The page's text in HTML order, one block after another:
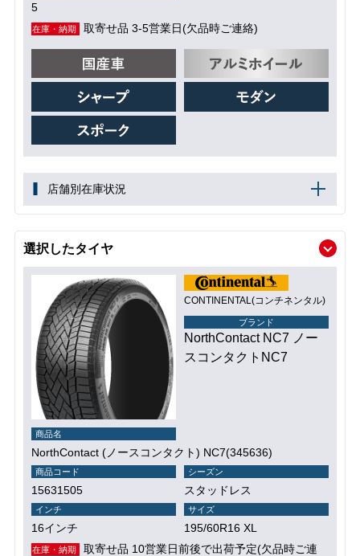
5
在庫・納期 取寄せ品 3-5営業日(欠品時ご連絡)
店舗別在庫状況
選択したタイヤ
CONTINENTAL(コンチネンタル)
ブランド
NorthContact NC7 ノー
スコンタクトNC7
商品名
NorthContact (ノースコンタクト) NC7(345636)
商品コード
15631505
シーズン
スタッドレス
インチ
16インチ
サイズ
195/60R16 XL
在庫・納期
取寄せ品 10営業日前後で出荷予定(欠品時ご連